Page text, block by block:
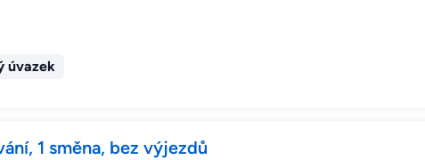
úvazek
1 směna, bez výjezdů